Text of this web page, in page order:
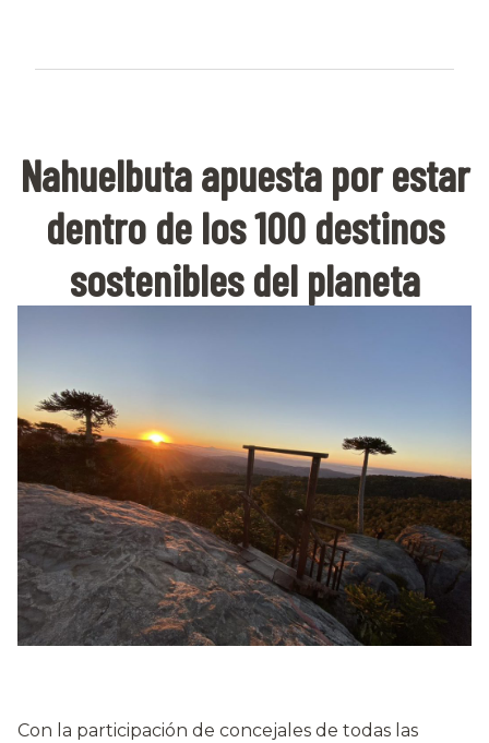
Nahuelbuta apuesta por estar
dentro de los 100 destinos
sostenibles del planeta
Con la participación de concejales de todas las